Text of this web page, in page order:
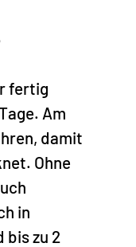
fertig
Am
damit
Ohne
in
zu 2